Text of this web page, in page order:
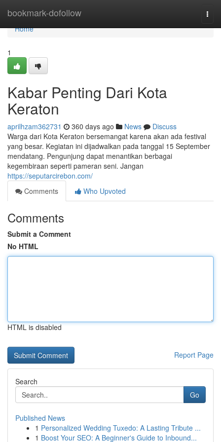
bookmark-dofollow
Home
Home
1
Kabar Penting Dari Kota
Keraton
aprilhzam362731 360 days ago News
Discuss
Warga dari Kota Keraton bersemangat karena akan ada festival
yang besar. Kegiatan ini dijadwalkan pada tanggal 15 September
mendatang. Pengunjung dapat menantikan berbagai
kegembiraan seperti pameran seni. Jangan
https://seputarcirebon.com/
Comments
Who Upvoted
Comments
Submit a Comment
No HTML
HTML is disabled
Report Page
Search
Go
Published News
1 Personalized Wedding Tuxedo: A Lasting Tribute ...
1 Boost Your SEO: A Beginner's Guide to Inbound...